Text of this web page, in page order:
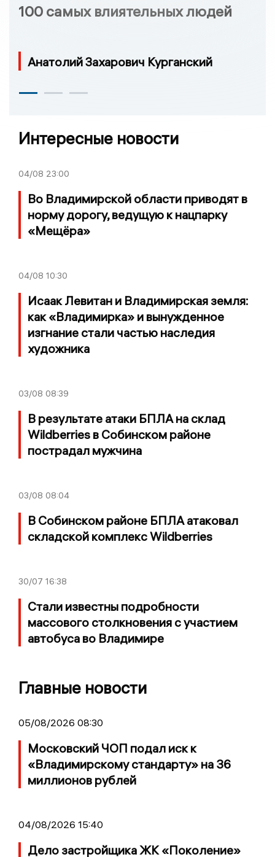
100 самых влиятельных людей
Анатолий Захарович Курганский
Интересные новости
04/08 23:00
Во Владимирской области приводят в
норму дорогу, ведущую к нацпарку
«Мещёра»
04/08 10:30
Исаак Левитан и Владимирская земля:
как «Владимирка» и вынужденное
изгнание стали частью наследия
художника
03/08 08:39
В результате атаки БПЛА на склад
Wildberries в Собинском районе
пострадал мужчина
03/08 08:04
В Собинском районе БПЛА атаковал
складской комплекс Wildberries
30/07 16:38
Стали известны подробности
массового столкновения с участием
автобуса во Владимире
Главные новости
05/08/2026 08:30
Московский ЧОП подал иск к
«Владимирскому стандарту» на 36
миллионов рублей
04/08/2026 15:40
Дело застройщика ЖК «Поколение»